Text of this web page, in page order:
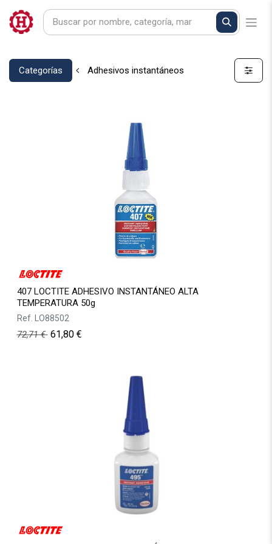
Categorías Adhesivos instantáneos
407 LOCTITE ADHESIVO INSTANTÁNEO ALTA
TEMPERATURA 50g
Ref. LO88502
72,71€ 61,80€